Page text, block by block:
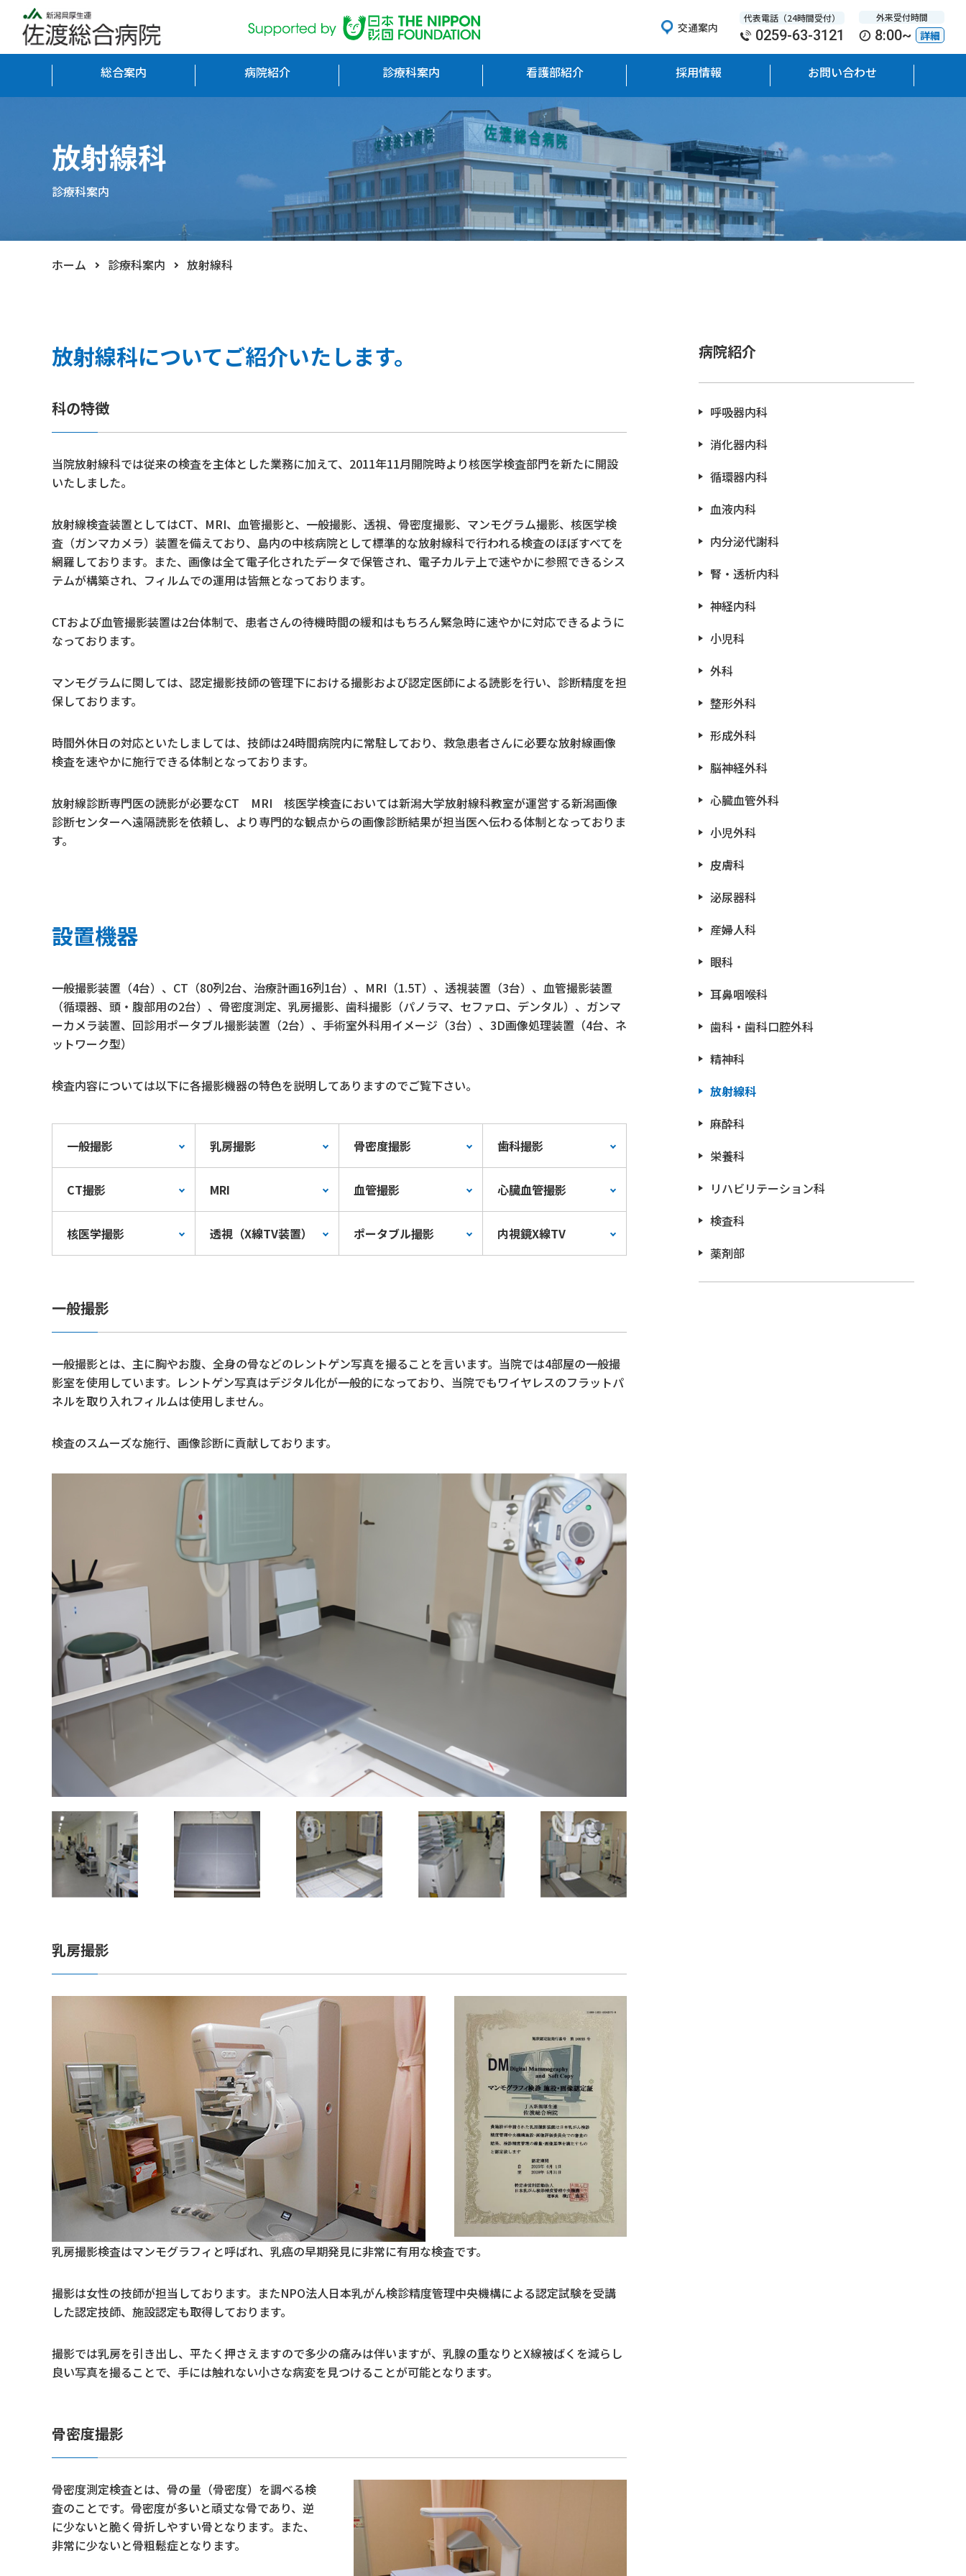
交通案内
代表電話（24時間受付）
0259-63-3121
外来受付時間
8:00~ 詳細
総合案内 病院紹介 診療科案内 看護部紹介 採用情報 お問い合わせ
放射線科
診療科案内
ホーム 診療科案内 放射線科
放射線科についてご紹介いたします。
科の特徴
当院放射線科では従来の検査を主体とした業務に加えて、2011年11月開院時より核医学検査部門を新たに開設
いたしました。
放射線検査装置としてはCT、MRI、血管撮影と、一般撮影、透視、骨密度撮影、マンモグラム撮影、核医学検
査（ガンマカメラ）装置を備えており、島内の中核病院として標準的な放射線科で行われる検査のほぼすべてを
網羅しております。また、画像は全て電子化されたデータで保管され、電子カルテ上で速やかに参照できるシス
テムが構築され、フィルムでの運用は皆無となっております。
CTおよび血管撮影装置は2台体制で、患者さんの待機時間の緩和はもちろん緊急時に速やかに対応できるように
なっております。
マンモグラムに関しては、認定撮影技師の管理下における撮影および認定医師による読影を行い、診断精度を担
保しております。
時間外休日の対応といたしましては、技師は24時間病院内に常駐しており、救急患者さんに必要な放射線画像
検査を速やかに施行できる体制となっております。
放射線診断専門医の読影が必要なCT MRI 核医学検査においては新潟大学放射線科教室が運営する新潟画像
診断センターへ遠隔読影を依頼し、より専門的な観点からの画像診断結果が担当医へ伝わる体制となっておりま
す。
設置機器
一般撮影装置（4台）、CT（80列2台、治療計画16列1台）、MRI（1.5T）、透視装置（3台）、血管撮影装置
（循環器、頭・腹部用の2台）、骨密度測定、乳房撮影、歯科撮影（パノラマ、セファロ、デンタル）、ガンマ
ーカメラ装置、回診用ポータブル撮影装置（2台）、手術室外科用イメージ（3台）、3D画像処理装置（4台、ネ
ットワーク型）
検査内容については以下に各撮影機器の特色を説明してありますのでご覧下さい。
一般撮影 乳房撮影 骨密度撮影 歯科撮影
CT撮影 MRI 血管撮影 心臓血管撮影
核医学撮影 透視（X線TV装置） ポータブル撮影 内視鏡X線TV
一般撮影
一般撮影とは、主に胸やお腹、全身の骨などのレントゲン写真を撮ることを言います。当院では4部屋の一般撮
影室を使用しています。レントゲン写真はデジタル化が一般的になっており、当院でもワイヤレスのフラットパ
ネルを取り入れフィルムは使用しません。
検査のスムーズな施行、画像診断に貢献しております。
乳房撮影
乳房撮影検査はマンモグラフィと呼ばれ、乳癌の早期発見に非常に有用な検査です。
撮影は女性の技師が担当しております。またNPO法人日本乳がん検診精度管理中央機構による認定試験を受講
した認定技師、施設認定も取得しております。
撮影では乳房を引き出し、平たく押さえますので多少の痛みは伴いますが、乳腺の重なりとX線被ばくを減らし
良い写真を撮ることで、手には触れない小さな病変を見つけることが可能となります。
骨密度撮影
骨密度測定検査とは、骨の量（骨密度）を調べる検
査のことです。骨密度が多いと頑丈な骨であり、逆
に少ないと脆く骨折しやすい骨となります。また、
非常に少ないと骨粗鬆症となります。
病院紹介
呼吸器内科
消化器内科
循環器内科
血液内科
内分泌代謝科
腎・透析内科
神経内科
小児科
外科
整形外科
形成外科
脳神経外科
心臓血管外科
小児外科
皮膚科
泌尿器科
産婦人科
眼科
耳鼻咽喉科
歯科・歯科口腔外科
精神科
放射線科
麻酔科
栄養科
リハビリテーション科
検査科
薬剤部